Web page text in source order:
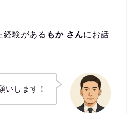
験がある もか さんにお話
いします！